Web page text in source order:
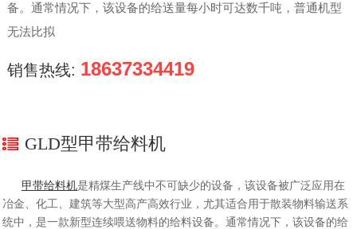
备。通常情况下，该设备的给送量每小时可达数千吨，普通机型
无法比拟
销售热线: 18637334419
GLD型甲带给料机
甲带给料机是精煤生产线中不可缺少的设备，该设备被广泛应用在
冶金、化工、建筑等大型高产高效行业，尤其适合用于散装物料输送系
统中，是一款新型连续喂送物料的给料设备。通常情况下，该设备的给